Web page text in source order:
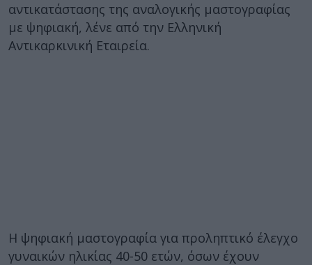
αντικατάστασης της αναλογικής μαστογραφίας
με ψηφιακή, λένε από την Ελληνική
Αντικαρκινική Εταιρεία.
Η ψηφιακή μαστογραφία για προληπτικό έλεγχο
γυναικών ηλικίας 40-50 ετών, όσων έχουν